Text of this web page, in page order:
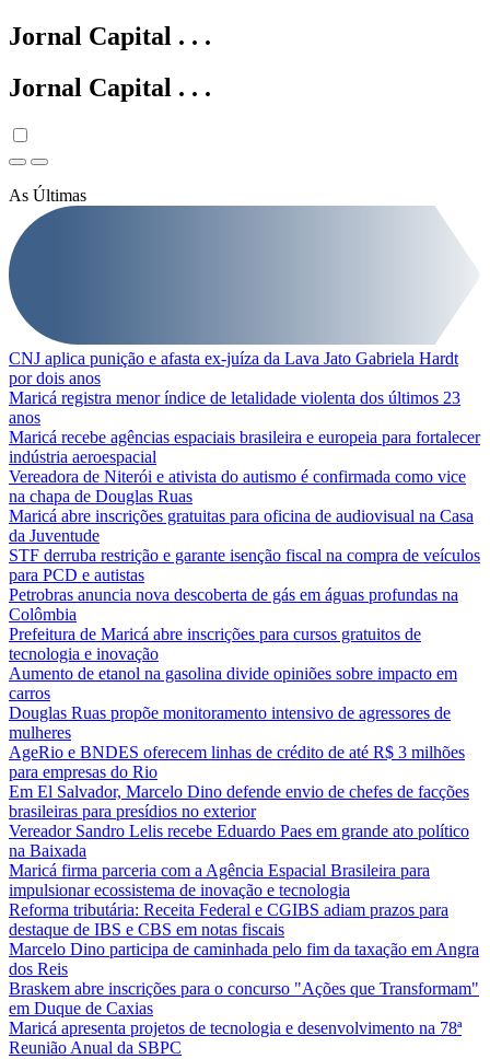
Jornal Capital . . .
Jornal Capital . . .
As Últimas
CNJ aplica punição e afasta ex-juíza da Lava Jato Gabriela Hardt
por dois anos
Maricá registra menor índice de letalidade violenta dos últimos 23
anos
Maricá recebe agências espaciais brasileira e europeia para fortalecer
indústria aeroespacial
Vereadora de Niterói e ativista do autismo é confirmada como vice
na chapa de Douglas Ruas
Maricá abre inscrições gratuitas para oficina de audiovisual na Casa
da Juventude
STF derruba restrição e garante isenção fiscal na compra de veículos
para PCD e autistas
Petrobras anuncia nova descoberta de gás em águas profundas na
Colômbia
Prefeitura de Maricá abre inscrições para cursos gratuitos de
tecnologia e inovação
Aumento de etanol na gasolina divide opiniões sobre impacto em
carros
Douglas Ruas propõe monitoramento intensivo de agressores de
mulheres
AgeRio e BNDES oferecem linhas de crédito de até R$ 3 milhões
para empresas do Rio
Em El Salvador, Marcelo Dino defende envio de chefes de facções
brasileiras para presídios no exterior
Vereador Sandro Lelis recebe Eduardo Paes em grande ato político
na Baixada
Maricá firma parceria com a Agência Espacial Brasileira para
impulsionar ecossistema de inovação e tecnologia
Reforma tributária: Receita Federal e CGIBS adiam prazos para
destaque de IBS e CBS em notas fiscais
Marcelo Dino participa de caminhada pelo fim da taxação em Angra
dos Reis
Braskem abre inscrições para o concurso "Ações que Transformam"
em Duque de Caxias
Maricá apresenta projetos de tecnologia e desenvolvimento na 78ª
Reunião Anual da SBPC